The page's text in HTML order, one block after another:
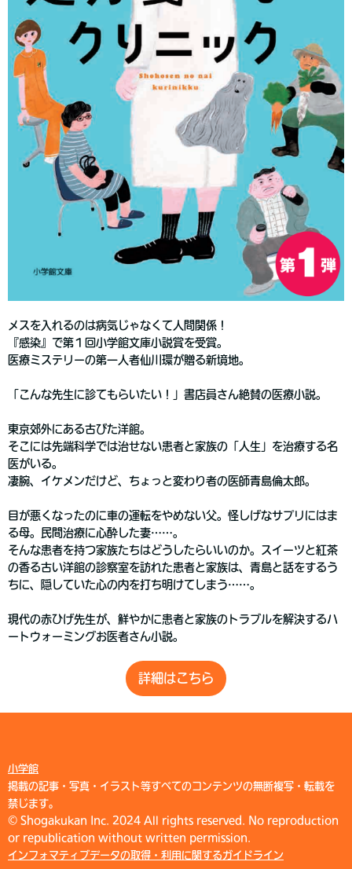
メスを入れるのは病気じゃなくて人間関係！
『感染』で第１回小学館文庫小説賞を受賞。
医療ミステリーの第一人者仙川環が贈る新境地。
「こんな先生に診てもらいたい！」書店員さん絶賛の医療小説。
東京郊外にある古びた洋館。
そこには先端科学では治せない患者と家族の「人生」を治療する名
医がいる。
凄腕、イケメンだけど、ちょっと変わり者の医師青島倫太郎。
目が悪くなったのに車の運転をやめない父。怪しげなサプリにはま
る母。民間治療に心酔した妻……。
そんな患者を持つ家族たちはどうしたらいいのか。スイーツと紅茶
の香る古い洋館の診察室を訪れた患者と家族は、青島と話をするう
ちに、隠していた心の内を打ち明けてしまう……。
現代の赤ひげ先生が、鮮やかに患者と家族のトラブルを解決するハ
ートウォーミングお医者さん小説。
詳細はこちら
小学館
掲載の記事・写真・イラスト等すべてのコンテンツの無断複写・転載を
禁じます。
© Shogakukan Inc. 2024 All rights reserved. No reproduction
or republication without written permission.
インフォマティブデータの取得・利用に関するガイドライン